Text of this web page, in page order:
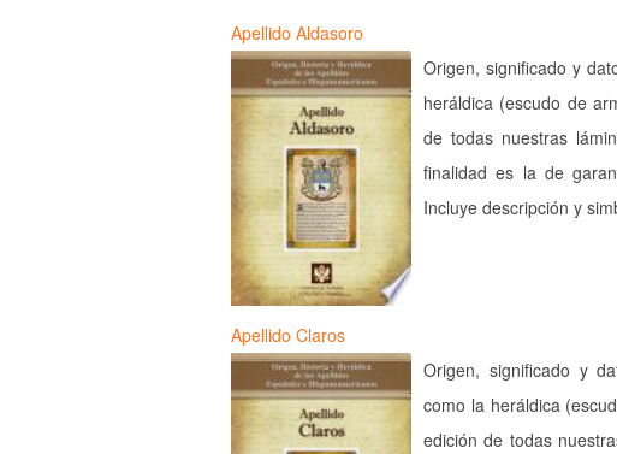
Apellido Aldasoro
Origen, significado y
heráldica (escudo de
de todas nuestras
finalidad es la de
Incluye descripción y
Apellido Claros
Origen, significado y
como la heráldica
edición de todas